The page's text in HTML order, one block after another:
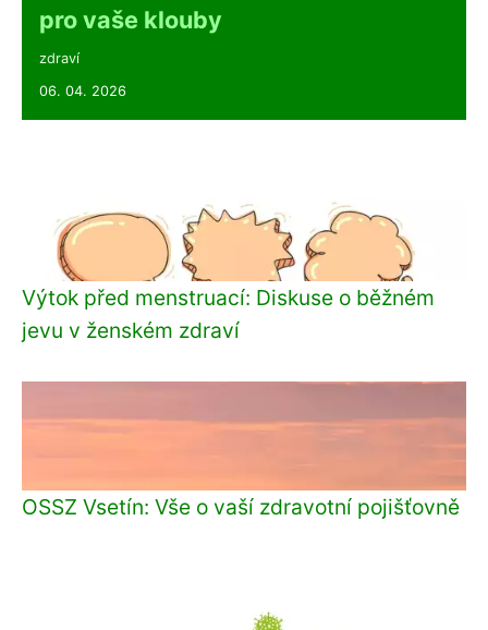
pro vaše klouby
zdraví
06. 04. 2026
Výtok před menstruací: Diskuse o běžném
jevu v ženském zdraví
OSSZ Vsetín: Vše o vaší zdravotní pojišťovně